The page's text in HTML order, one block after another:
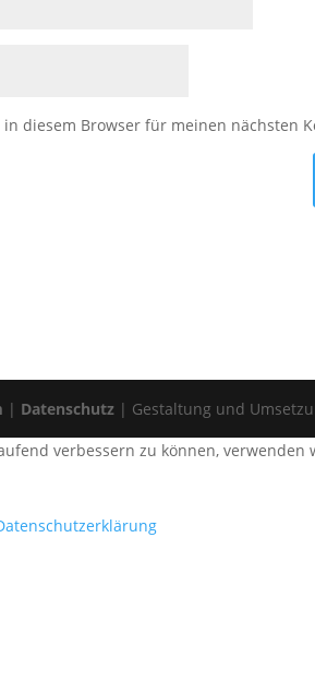
diesem Browser für meinen nächsten
| Datenschutz | Gestaltung und
verbessern zu können,